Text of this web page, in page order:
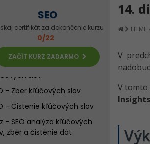
SEO
certifikát za dokončenie kurzu
0/22
ZAČÍT KURZ ZADARMO
- Optimalizácia HTML
- SEO štruktúra webu a
- Úvod do analýzy
slov
- Zber kľúčových slov
- Čistenie kľúčových slov
- SEO analýza kľúčových
zber a čistenie dát
14.
HTML
V
V tomto
Insights